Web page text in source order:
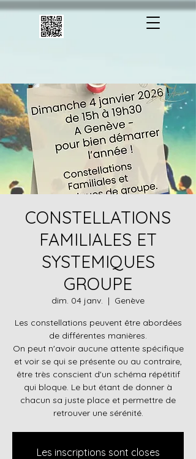
CONSTELLATIONS
FAMILIALES ET
SYSTEMIQUES
GROUPE
dim. 04 janv.
  |
Genève
Les constellations peuvent être abordées
de différentes manières.
On peut n'avoir aucune attente spécifique
et voir se qui se présente ou au contraire,
être très conscient d'un schéma répétitif
qui bloque. Le but étant de donner à
chacun sa juste place et permettre de
retrouver une sérénité.
Les inscriptions sont closes